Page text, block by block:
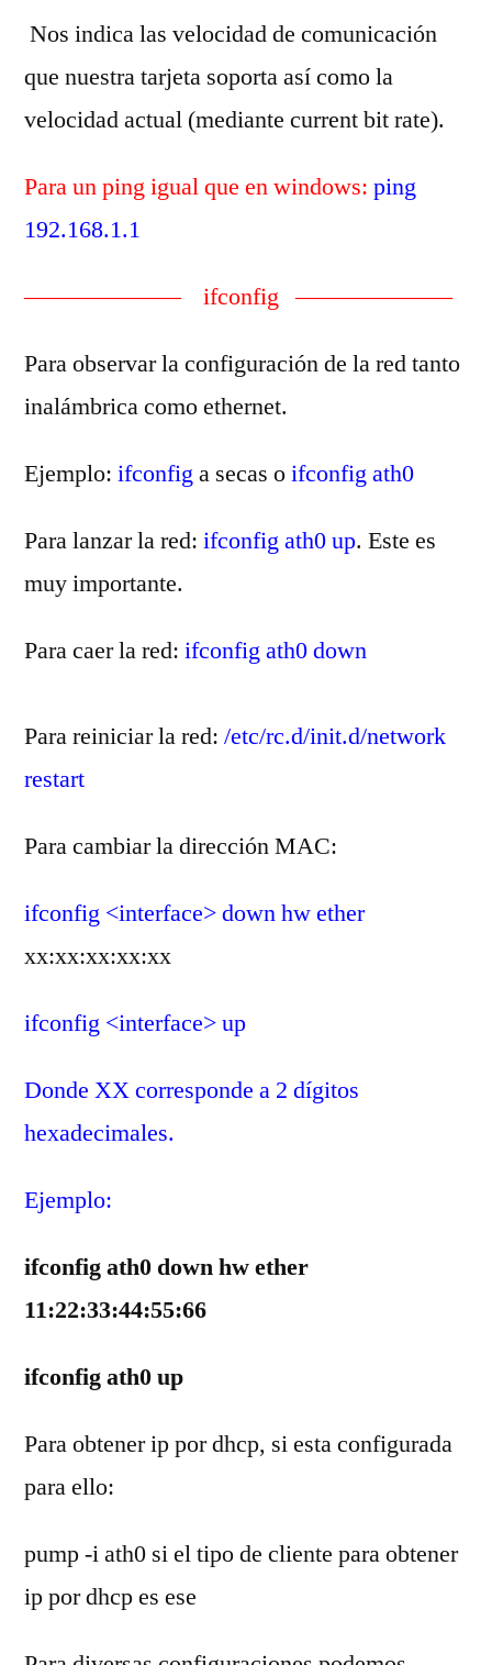
Nos indica las velocidad de comunicación
que nuestra tarjeta soporta así como la
velocidad actual (mediante current bit rate).
Para un ping igual que en windows: ping
192.168.1.1
——————– ifconfig ——————–
Para observar la configuración de la red tanto
inalámbrica como ethernet.
Ejemplo: ifconfig a secas oifconfig ath0
Para lanzar la red: ifconfig ath0 up. Este es
muy importante.
Para caer la red: ifconfig ath0 down
Para reiniciar la red: /etc/rc.d/init.d/network
restart
Para cambiar la dirección MAC:
ifconfig <interface> down hw ether
xx:xx:xx:xx:xx
ifconfig <interface> up
Donde XX corresponde a 2 dígitos
hexadecimales.
Ejemplo:
ifconfig ath0 down hw ether
11:22:33:44:55:66
ifconfig ath0 up
Para obtener ip por dhcp, si esta configurada
para ello:
pump -i ath0 si el tipo de cliente para obtener
ip por dhcp es ese